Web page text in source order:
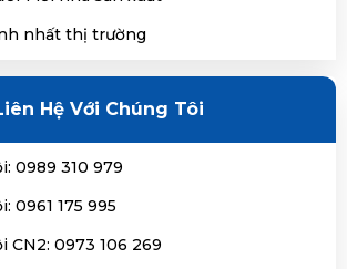
nhất thị trường
Hệ Với Chúng Tôi
0989 310 979
0961 175 995
CN2: 0973 106 269